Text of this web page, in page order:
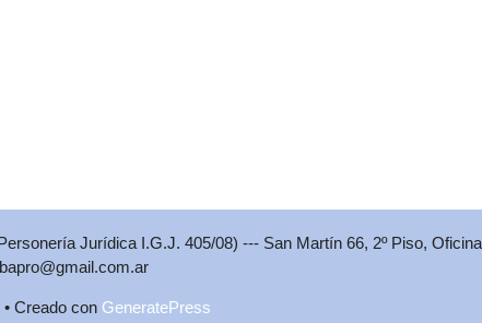
Jurídica I.G.J. 405/08) --- San Martín 66, 2º Piso,
• Creado con GeneratePress